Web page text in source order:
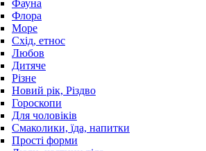
Фауна
Флора
Море
Схід, етнос
Любов
Дитяче
Різне
Новий рік, Різдво
Гороскопи
Для чоловіків
Смаколики, їда, напитки
Прості форми